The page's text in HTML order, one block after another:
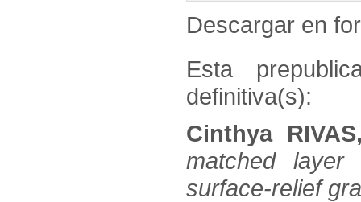
Descargar en
Esta
definitiva(s):
Cinthya
matched layer
surface-relief